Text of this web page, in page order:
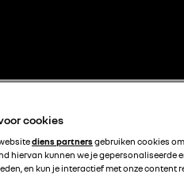
cookies
diens partnersgebruiken cookies
hiervan kunnen we je
en kun je interactief met onze content